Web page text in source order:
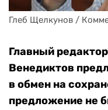
Глеб Щелкунов /
Главный
Венедиктов
в обмен на
предложение не